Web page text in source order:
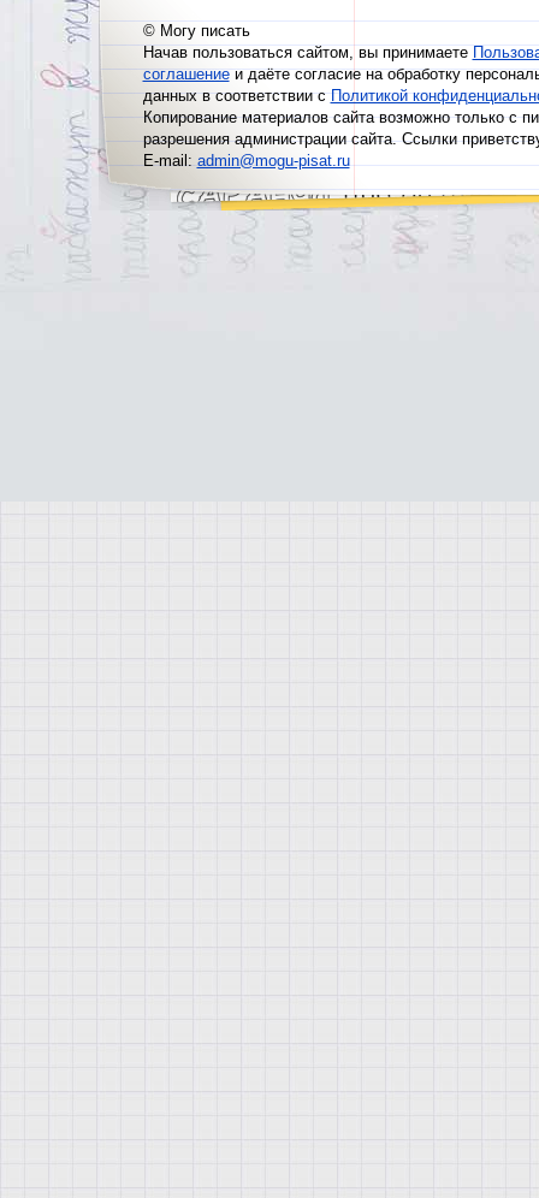
© Могу писать
Начав пользоваться сайтом, вы принимаете
соглашениеи даёте согласие на обработку
данных в соответствии сПолитикой
Копирование материалов сайта возможно только с
разрешения администрации сайта. Ссылки
E-mail:admin@mogu-pisat.ru